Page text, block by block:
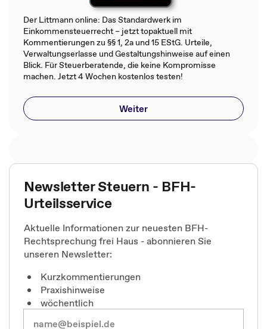
Der Littmann online: Das Standardwerk im
Einkommensteuerrecht – jetzt topaktuell mit
Kommentierungen zu §§ 1, 2a und 15 EStG. Urteile,
Verwaltungserlasse und Gestaltungshinweise auf einen
Blick. Für Steuerberatende, die keine Kompromisse
machen. Jetzt 4 Wochen kostenlos testen!
Weiter
Newsletter Steuern - BFH-
Urteilsservice
Aktuelle Informationen zur neuesten BFH-
Rechtsprechung frei Haus - abonnieren Sie
unseren Newsletter:
Kurzkommentierungen
Praxishinweise
wöchentlich